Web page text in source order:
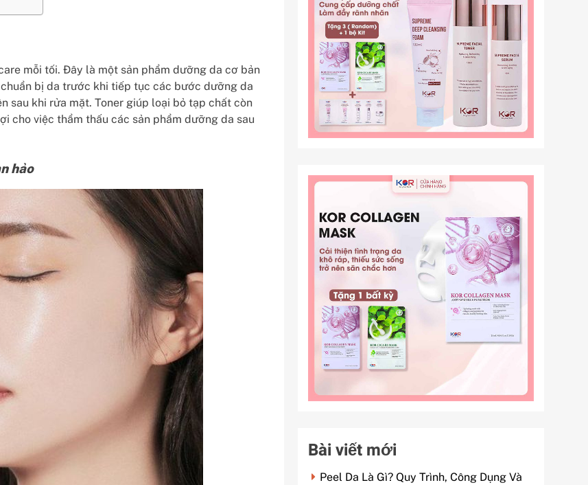
mỗi tối. Đây là một sản phẩm dưỡng da cơ bản
bị da trước khi tiếp tục các bước dưỡng da
sau khi rửa mặt. Toner giúp loại bỏ tạp chất còn
cho việc thẩm thấu các sản phẩm dưỡng da sau
hảo
Bài viết mới
Peel Da Là Gì? Quy Trình, Công Dụng Và